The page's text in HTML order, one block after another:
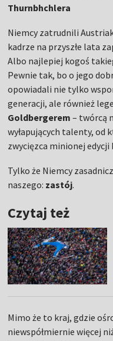
Thurnbhchlera
Niemcy zatrudnili
kadrze na przyszłe lata
Albo najlepiej kogoś
Pewnie tak, bo o jego
opowiadali nie tylko
generacji, ale również
Goldbergerem – twórcą
wyłapujących talenty, od
zwycięzca minionej edycji
Tylko że Niemcy
naszego: zastój.
Czytaj też
Mimo że to kraj, gdzie
niewspółmiernie więcej